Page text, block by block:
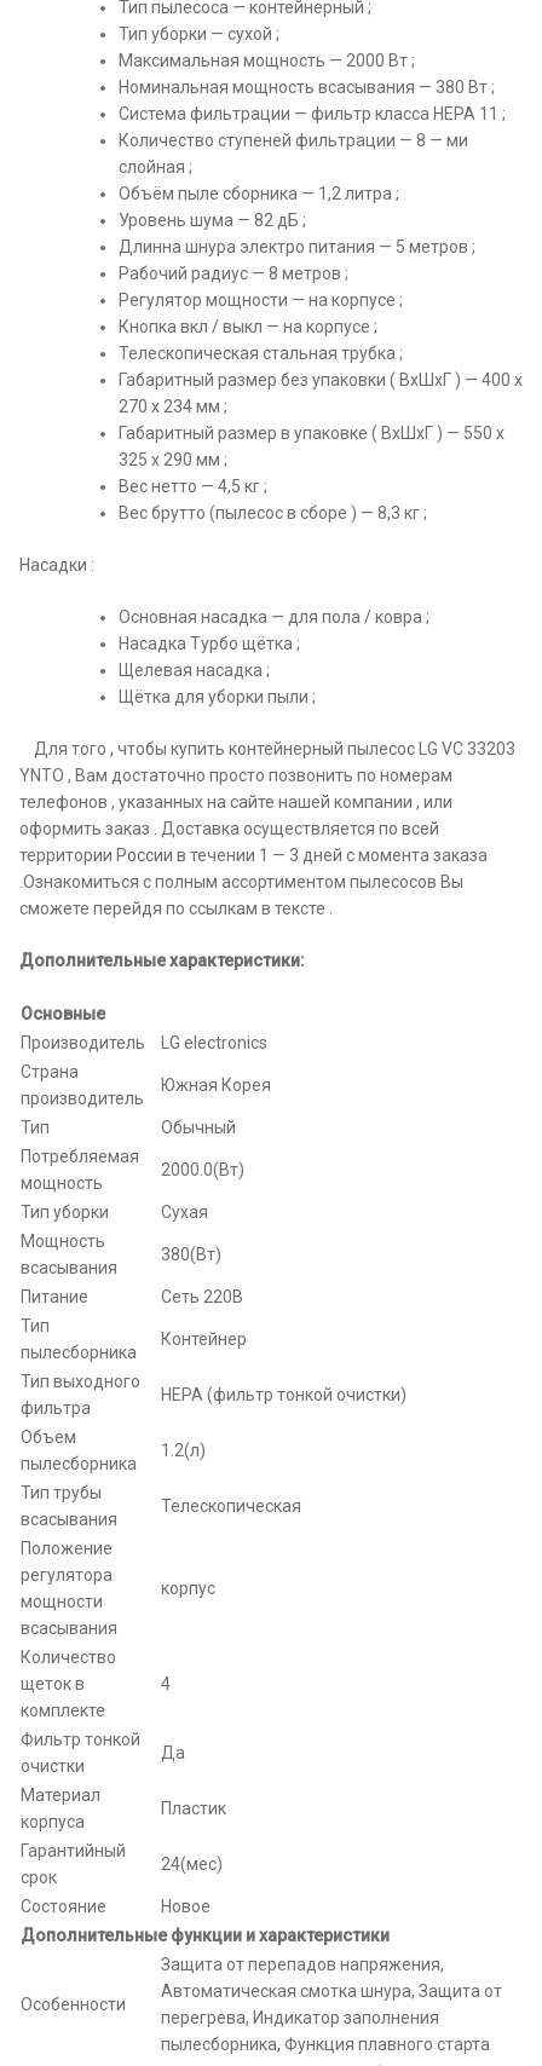
Тип пылесоса — контейнерный ;
Тип уборки — сухой ;
Максимальная мощность — 2000 Вт ;
Номинальная мощность всасывания — 380 Вт ;
Система фильтрации — фильтр класса HEPA 11 ;
Количество ступеней фильтрации — 8 — ми
слойная ;
Объём пыле сборника — 1,2 литра ;
Уровень шума — 82 дБ ;
Длинна шнура электро питания — 5 метров ;
Рабочий радиус — 8 метров ;
Регулятор мощности — на корпусе ;
Кнопка вкл / выкл — на корпусе ;
Телескопическая стальная трубка ;
Габаритный размер без упаковки ( ВхШхГ ) — 400 х
270 х 234 мм ;
Габаритный размер в упаковке ( ВхШхГ ) — 550 х
325 х 290 мм ;
Вес нетто — 4,5 кг ;
Вес брутто (пылесос в сборе ) — 8,3 кг ;
Насадки :
Основная насадка — для пола / ковра ;
Насадка Турбо щётка ;
Щелевая насадка ;
Щётка для уборки пыли ;
Для того , чтобы купить контейнерный пылесос LG VC 33203
YNTO , Вам достаточно просто позвонить по номерам
телефонов , указанных на сайте нашей компании , или
оформить заказ . Доставка осуществляется по всей
территории России в течении 1 — 3 дней с момента заказа
.Ознакомиться с полным ассортиментом пылесосов Вы
сможете перейдя по ссылкам в тексте .
Дополнительные характеристики:
Основные
Производитель
LG electronics
Страна
производитель
Южная Корея
Тип
Обычный
Потребляемая
мощность
2000.0(Вт)
Тип уборки
Сухая
Мощность
всасывания
380(Вт)
Питание
Сеть 220В
Тип
пылесборника
Контейнер
Тип выходного
фильтра
HEPA (фильтр тонкой очистки)
Объем
пылесборника
1.2(л)
Тип трубы
всасывания
Телескопическая
Положение
регулятора
мощности
всасывания
корпус
Количество
щеток в
комплекте
4
Фильтр тонкой
очистки
Да
Материал
корпуса
Пластик
Гарантийный
срок
24(мес)
Состояние
Новое
Дополнительные функции и характеристики
Особенности
Защита от перепадов напряжения,
Автоматическая смотка шнура, Защита от
перегрева, Индикатор заполнения
пылесборника, Функция плавного старта